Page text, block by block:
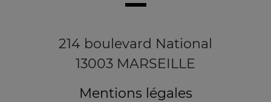
214 boulevard National
13003 MARSEILLE
Mentions légales